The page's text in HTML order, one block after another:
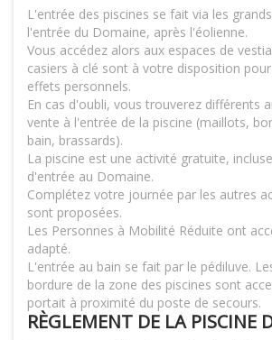
L'entrée des piscines se fait via les
l'entrée du Domaine, après l'éolienne.
Vous accédez alors aux espaces de
casiers à clé sont à votre disposition
effets personnels.
En cas d'oubli, vous trouverez différents
vente à l'entrée de la piscine (maillots,
bain, brassards).
La piscine est une activité gratuite,
d'entrée au Domaine.
Complétez votre journée par les autres
sont proposées.
Les Personnes à Mobilité Réduite ont
adapté.
L'entrée au bain se fait par le pédiluve.
bordure de la zone des piscines sont
portait à proximité du poste de secours.
RÈGLEMENT DE LA PISCINE